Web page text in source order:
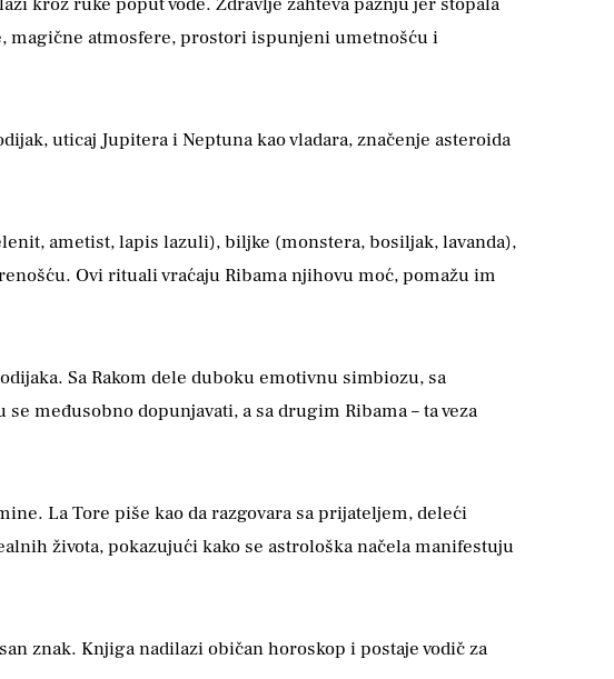
magične atmosfere, prostori ispunjeni umetnošću i
uticaj Jupitera i Neptuna kao vladara, značenje asteroida
ametist, lapis lazuli), biljke (monstera, bosiljak, lavanda),
Ovi rituali vraćaju Ribama njihovu moć, pomažu im
Sa Rakom dele duboku emotivnu simbiozu, sa
međusobno dopunjavati, a sa drugim Ribama – ta veza
La Tore piše kao da razgovara sa prijateljem, deleći
života, pokazujući kako se astrološka načela manifestuju
znak. Knjiga nadilazi običan horoskop i postaje vodič za